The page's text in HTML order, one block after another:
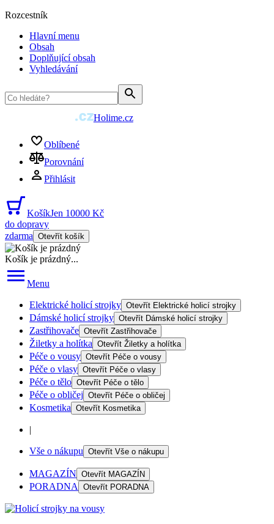
Rozcestník
Hlavní menu
Obsah
Doplňující obsah
Vyhledávání
Holime.cz
Oblíbené
Porovnání
Přihlásit
KošíkJen 10000 Kč
do dopravy
zdarma Otevřít košík
Košík je prázdný...
Menu
Elektrické holicí strojky Otevřít Elektrické holicí strojky
Dámské holicí strojky Otevřít Dámské holicí strojky
Zastřihovače Otevřít Zastřihovače
Žiletky a holítka Otevřít Žiletky a holítka
Péče o vousy Otevřít Péče o vousy
Péče o vlasy Otevřít Péče o vlasy
Péče o tělo Otevřít Péče o tělo
Péče o obličej Otevřít Péče o obličej
Kosmetika Otevřít Kosmetika
|
Vše o nákupu Otevřít Vše o nákupu
MAGAZÍN Otevřít MAGAZÍN
PORADNA Otevřít PORADNA